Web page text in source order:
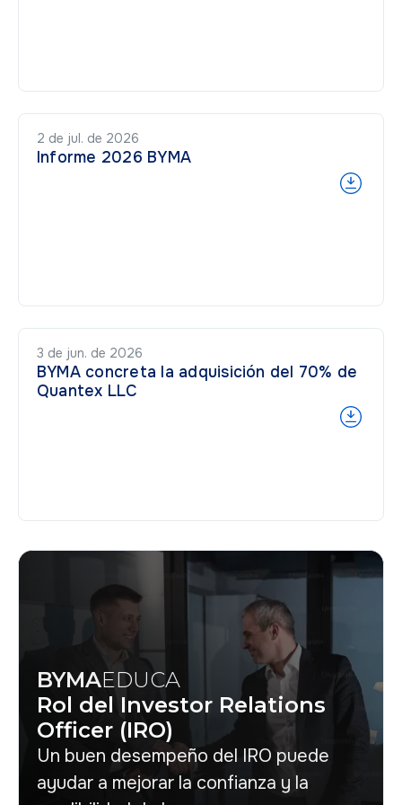
2 de jul. de 2026
Informe 2026 BYMA
3 de jun. de 2026
BYMA concreta la adquisición del 70% de
Quantex LLC
BYMAEDUCA
Rol del Investor Relations
Officer (IRO)
Un buen desempeño del IRO puede
ayudar a mejorar la confianza y la